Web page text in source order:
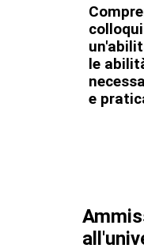
le
e